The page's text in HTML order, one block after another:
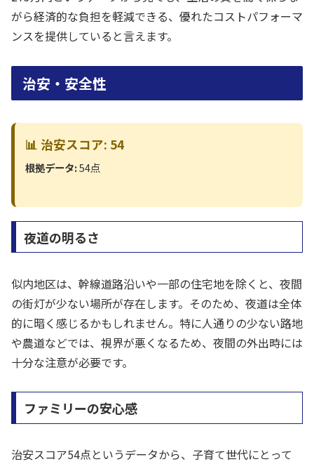
がら経済的な負担を軽減できる、優れたコストパフォーマ
ンスを提供していると言えます。
治安・安全性
📊 治安スコア: 54
根拠データ:54点
夜道の明るさ
似内地区は、幹線道路沿いや一部の住宅地を除くと、夜間
の街灯が少ない場所が存在します。そのため、夜道は全体
的に暗く感じるかもしれません。特に人通りの少ない路地
や農道などでは、視界が悪くなるため、夜間の外出時には
十分な注意が必要です。
ファミリーの安心感
治安スコア54点というデータから、子育て世代にとって